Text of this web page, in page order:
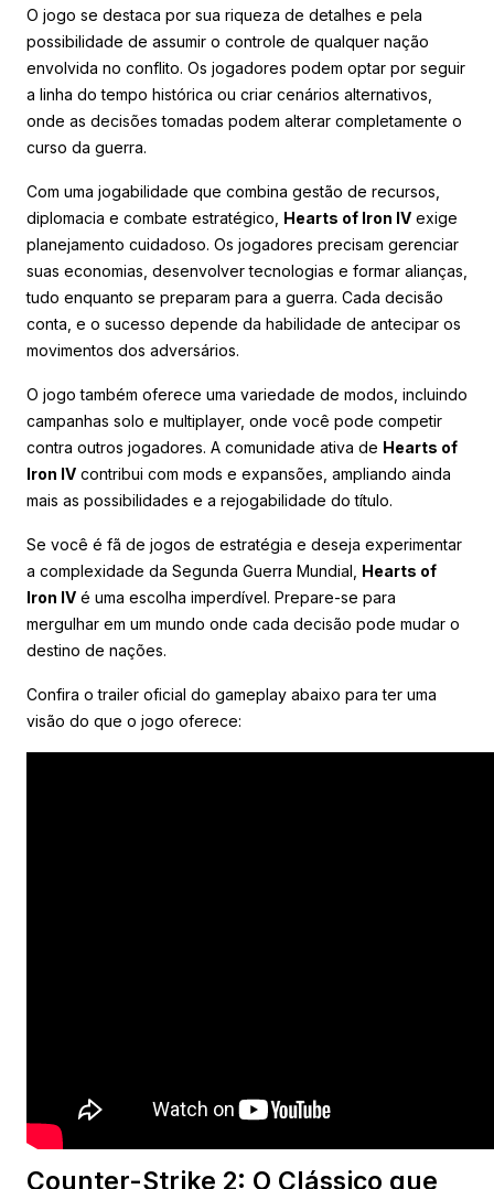
O jogo se destaca por sua riqueza de detalhes e pela
possibilidade de assumir o controle de qualquer nação
envolvida no conflito. Os jogadores podem optar por seguir
a linha do tempo histórica ou criar cenários alternativos,
onde as decisões tomadas podem alterar completamente o
curso da guerra.
Com uma jogabilidade que combina gestão de recursos,
diplomacia e combate estratégico, Hearts of Iron IV exige
planejamento cuidadoso. Os jogadores precisam gerenciar
suas economias, desenvolver tecnologias e formar alianças,
tudo enquanto se preparam para a guerra. Cada decisão
conta, e o sucesso depende da habilidade de antecipar os
movimentos dos adversários.
O jogo também oferece uma variedade de modos, incluindo
campanhas solo e multiplayer, onde você pode competir
contra outros jogadores. A comunidade ativa de Hearts of
Iron IV contribui com mods e expansões, ampliando ainda
mais as possibilidades e a rejogabilidade do título.
Se você é fã de jogos de estratégia e deseja experimentar
a complexidade da Segunda Guerra Mundial, Hearts of
Iron IV é uma escolha imperdível. Prepare-se para
mergulhar em um mundo onde cada decisão pode mudar o
destino de nações.
Confira o trailer oficial do gameplay abaixo para ter uma
visão do que o jogo oferece:
Counter-Strike 2: O Clássico que